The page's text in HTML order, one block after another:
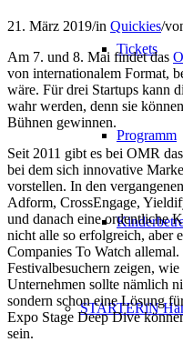
Tickets
Programm
STARTERiN
21. März 2019/in Quickies/
Am 7. und 8. Mai findet das
von internationalem Format,
wäre. Für drei Startups kann
wahr werden, denn sie
Bühnen gewinnen.
Seit 2011 gibt es bei OMR
bei dem sich innovative
vorstellen. In den
Adform, CrossEngage,
und danach eine ordentliche
nicht alle so erfolgreich, aber
Companies To Watch
Festivalbesuchern zeigen,
Unternehmen sollte nämlich
sondern schon eine Lösung
Expo Stage Deep Dive
sein.